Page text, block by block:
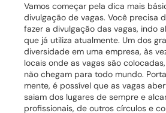
Vamos começar pela dica mais
divulgação de vagas. Você precisa
fazer a divulgação das vagas, indo
que já utiliza atualmente. Um dos
diversidade em uma empresa, às
locais onde as vagas são
não chegam para todo mundo.
mente, é possível que as vagas
saiam dos lugares de sempre e
profissionais, de outros círculos e